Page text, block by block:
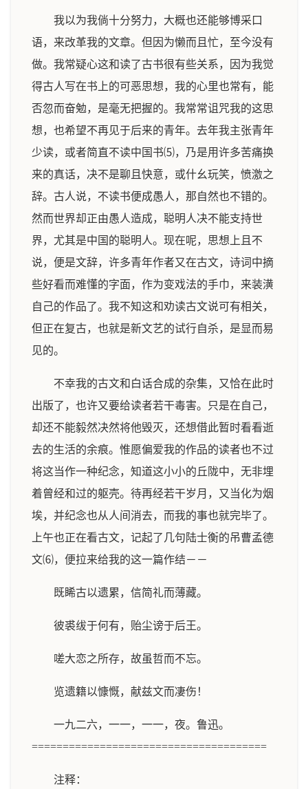
我以为我倘十分努力，大概也还能够博采口
语，来改革我的文章。但因为懒而且忙，至今没有
做。我常疑心这和读了古书很有些关系，因为我觉
得古人写在书上的可恶思想，我的心里也常有，能
否忽而奋勉，是毫无把握的。我常常诅咒我的这思
想，也希望不再见于后来的青年。去年我主张青年
少读，或者简直不读中国书⑸，乃是用许多苦痛换
来的真话，决不是聊且快意，或什幺玩笑，愤激之
辞。古人说，不读书便成愚人，那自然也不错的。
然而世界却正由愚人造成，聪明人决不能支持世
界，尤其是中国的聪明人。现在呢，思想上且不
说，便是文辞，许多青年作者又在古文，诗词中摘
些好看而难懂的字面，作为变戏法的手巾，来装潢
自己的作品了。我不知这和劝读古文说可有相关，
但正在复古，也就是新文艺的试行自杀，是显而易
见的。
不幸我的古文和白话合成的杂集，又恰在此时
出版了，也许又要给读者若干毒害。只是在自己，
却还不能毅然决然将他毁灭，还想借此暂时看看逝
去的生活的余痕。惟愿偏爱我的作品的读者也不过
将这当作一种纪念，知道这小小的丘陇中，无非埋
着曾经和过的躯壳。待再经若干岁月，又当化为烟
埃，并纪念也从人间消去，而我的事也就完毕了。
上午也正在看古文，记起了几句陆士衡的吊曹孟德
文⑹，便拉来给我的这一篇作结－－
既睎古以遗累，信简礼而薄藏。
彼裘绂于何有，贻尘谤于后王。
嗟大恋之所存，故虽哲而不忘。
览遗籍以慷慨，献兹文而凄伤！
一九二六，一一，一一，夜。鲁迅。
======================================
注释：